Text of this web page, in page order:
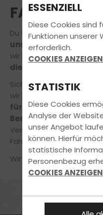
Du würdest gerne Deine
unserer Fahrprofis
wir lieben unseren Job
die Freude am Fahren
Sicher hast du noch die
wir loslegen! Gerne
für Dichund Dein
Beratungsgespräch!
Vereinbare jetzt online
Fahrschule – ganz
Wir freuen uns auf Deine
ESSENZIELL
Diese Cookies sind
Funktionen unserer
erforderlich.
COOKIES
STATISTIK
Diese Cookies
Analyse der
unser Angebot
können. Hierfür
statistische
Personenbezug
COOKIES
MARKETING